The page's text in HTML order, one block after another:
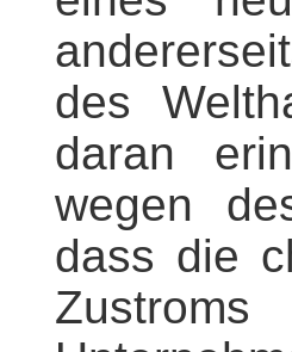
des
daran
wegen
dass die